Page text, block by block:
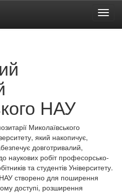
НАУ
Миколаївського
який накопичує,
довготривалий,
наукових робіт професорсько-
та студентів Університету.
створено для поширення
доступі, розширення